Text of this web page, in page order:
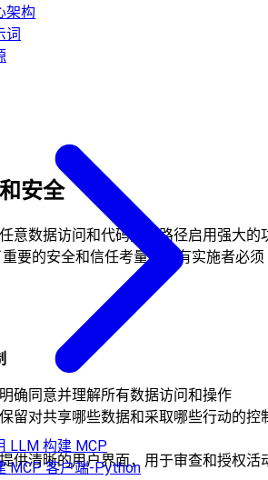
架构
词
LLM 构建 MCP
MCP 客户端-Python
安全
意数据访问和代码执行路径启用强大的
要的安全和信任考量，所有实施者必须
确同意并理解所有数据访问和操作
留对共享哪些数据和采取哪些行动的控
供清晰的用户界面，用于审查和授权活